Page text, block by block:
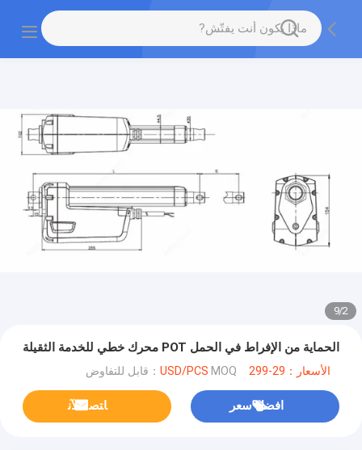
2
/
9
الحماية من الإفراط في الحمل POT محرك خطي للخدمة الثقيلة
الأسعار：29-299 USD/PCS MOQ：قابل للتفاوض
افضل سعر ﺎﺘﺼﻟ ﺍﻶﻧ